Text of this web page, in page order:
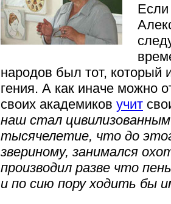
Если
народов был тот, который
гения. А как иначе можно
своих академиков учит
наш стал
тысячелетие, что до
звериному, занимался
производил разве что
и по сию пору ходить бы